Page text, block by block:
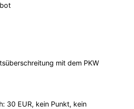
mit dem PKW
30 EUR, kein Punkt, kein